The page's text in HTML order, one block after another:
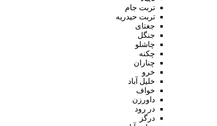
تربت جام
تربت حیدریه
جغتای
جنگل
چاشلو
چکنه
چناران
خرو
خلیل آباد
خواف
داورزن
در رود
درگز